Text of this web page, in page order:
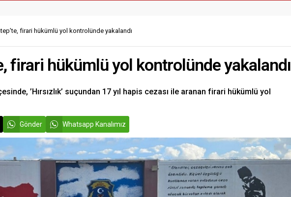
firari hükümlü yol kontrolünde yakalandı
firari hükümlü yol kontrolünde yakalandı
’Hırsızlık’ suçundan 17 yıl hapis cezası ile aranan firari hükümlü yol
Gönder Whatsapp Kanalımız